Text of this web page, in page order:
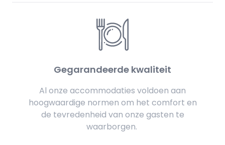
Gegarandeerde kwaliteit
Al onze accommodaties voldoen aan
hoogwaardige normen om het comfort en
de tevredenheid van onze gasten te
waarborgen.